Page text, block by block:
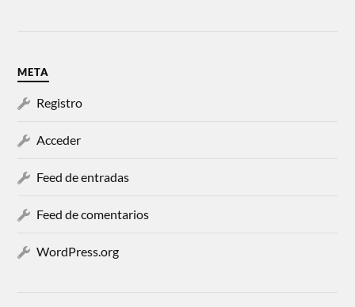
META
Registro
Acceder
Feed de entradas
Feed de comentarios
WordPress.org